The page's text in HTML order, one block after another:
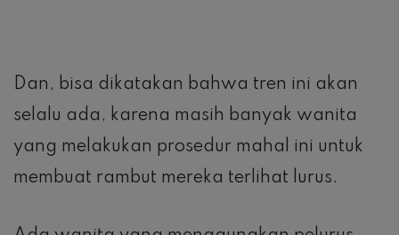
Dan, bisa dikatakan bahwa tren ini akan
selalu ada, karena masih banyak wanita
yang melakukan prosedur mahal ini untuk
membuat rambut mereka terlihat lurus.